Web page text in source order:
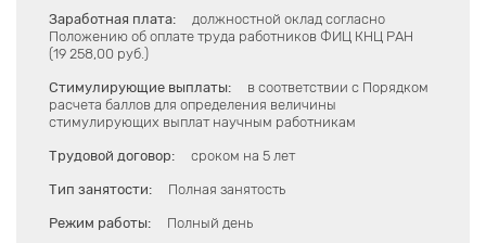
Заработная плата:
должностной оклад согласно
Положению об оплате труда работников ФИЦ КНЦ РАН
(19 258,00 руб.)
Стимулирующие выплаты:
в соответствии с Порядком
расчета баллов для определения величины
стимулирующих выплат научным работникам
Трудовой договор: сроком на 5 лет
Тип занятости: Полная занятость
Режим работы: Полный день